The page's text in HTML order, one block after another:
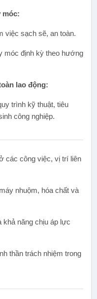
móc:
việc sạch sẽ, an toàn.
móc định kỳ theo hướng
lao động:
trình kỹ thuật, tiêu
công nghiệp.
các công việc, vị trí liên
nhuộm, hóa chất và
khả năng chịu áp lực
thần trách nhiệm trong